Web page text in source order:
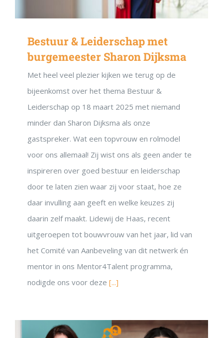
Bestuur & Leiderschap met
burgemeester Sharon Dijksma
Met heel veel plezier kijken we terug op de
bijeenkomst over het thema Bestuur &
Leiderschap op 18 maart 2025 met niemand
minder dan Sharon Dijksma als onze
gastspreker. Wat een topvrouw en rolmodel
voor ons allemaal! Zij wist ons als geen ander te
inspireren over goed bestuur en leiderschap
door te laten zien waar zij voor staat, hoe ze
daar invulling aan geeft en welke keuzes zij
daarin zelf maakt. Lidewij de Haas, recent
uitgeroepen tot bouwvrouw van het jaar, lid van
het Comité van Aanbeveling van dit netwerk én
mentor in ons Mentor4Talent programma,
nodigde ons voor deze [...]